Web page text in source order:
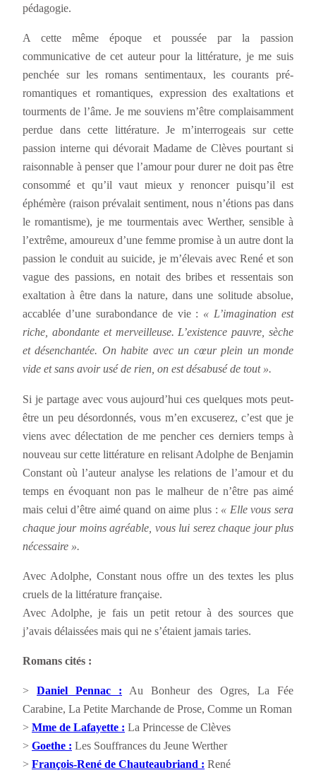
pédagogie.
A cette même époque et poussée par la passion
communicative de cet auteur pour la littérature, je me suis
penchée sur les romans sentimentaux, les courants pré-
romantiques et romantiques, expression des exaltations et
tourments de l’âme. Je me souviens m’être complaisamment
perdue dans cette littérature. Je m’interrogeais sur cette
passion interne qui dévorait Madame de Clèves pourtant si
raisonnable à penser que l’amour pour durer ne doit pas être
consommé et qu’il vaut mieux y renoncer puisqu’il est
éphémère (raison prévalait sentiment, nous n’étions pas dans
le romantisme), je me tourmentais avec Werther, sensible à
l’extrême, amoureux d’une femme promise à un autre dont la
passion le conduit au suicide, je m’élevais avec René et son
vague des passions, en notait des bribes et ressentais son
exaltation à être dans la nature, dans une solitude absolue,
accablée d’une surabondance de vie : « L’imagination est
riche, abondante et merveilleuse. L’existence pauvre, sèche
et désenchantée. On habite avec un cœur plein un monde
vide et sans avoir usé de rien, on est désabusé de tout ».
Si je partage avec vous aujourd’hui ces quelques mots peut-
être un peu désordonnés, vous m’en excuserez, c’est que je
viens avec délectation de me pencher ces derniers temps à
nouveau sur cette littérature en relisant Adolphe de Benjamin
Constant où l’auteur analyse les relations de l’amour et du
temps en évoquant non pas le malheur de n’être pas aimé
mais celui d’être aimé quand on aime plus : « Ellevous sera
chaque jour moins agréable, vous lui serez chaque jour plus
nécessaire ».
Avec Adolphe, Constant nous offre un des textes les plus
cruels de la littérature française.
Avec Adolphe, je fais un petit retour à des sources que
j’avais délaissées mais qui ne s’étaient jamais taries.
Romans cités :
> Daniel Pennac : Au Bonheur des Ogres, La Fée
Carabine, La Petite Marchande de Prose, Comme un Roman
> Mme de Lafayette : La Princesse de Clèves
> Goethe : Les Souffrances du Jeune Werther
> François-René de Chauteaubriand : René